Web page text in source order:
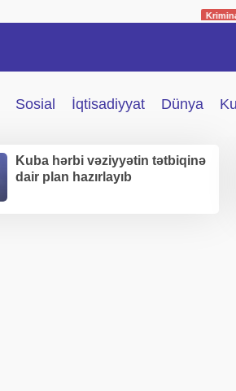
Sosial İqtisadiyyat Dünya
Kuba hərbi vəziyyətin tətbiqinə
dair plan hazırlayıb